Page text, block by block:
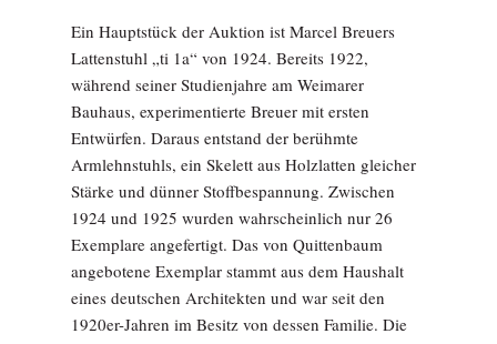
Ein Hauptstück der Auktion ist Marcel Breuers
Lattenstuhl „ti 1a“ von 1924. Bereits 1922,
während seiner Studienjahre am Weimarer
Bauhaus, experimentierte Breuer mit ersten
Entwürfen. Daraus entstand der berühmte
Armlehnstuhls, ein Skelett aus Holzlatten gleicher
Stärke und dünner Stoffbespannung. Zwischen
1924 und 1925 wurden wahrscheinlich nur 26
Exemplare angefertigt. Das von Quittenbaum
angebotene Exemplar stammt aus dem Haushalt
eines deutschen Architekten und war seit den
1920er-Jahren im Besitz von dessen Familie. Die